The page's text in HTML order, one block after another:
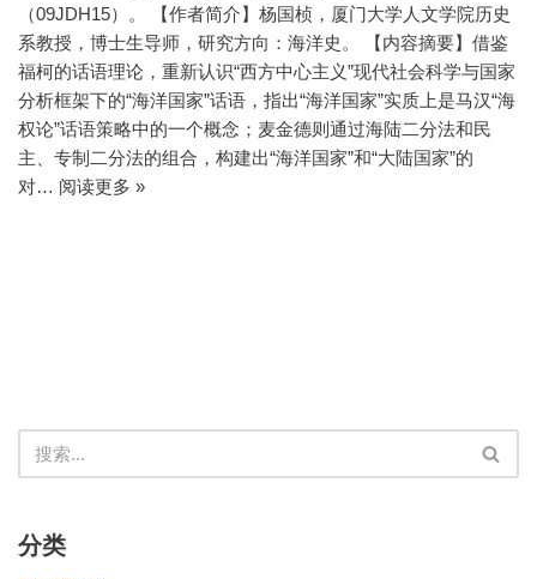
（09JDH15）。 【作者简介】杨国桢，厦门大学人文学院历史
系教授，博士生导师，研究方向：海洋史。 【内容摘要】借鉴
福柯的话语理论，重新认识“西方中心主义”现代社会科学与国家
分析框架下的“海洋国家”话语，指出“海洋国家”实质上是马汉“海
权论”话语策略中的一个概念；麦金德则通过海陆二分法和民
主、专制二分法的组合，构建出“海洋国家”和“大陆国家”的
对… 阅读更多 »
分类